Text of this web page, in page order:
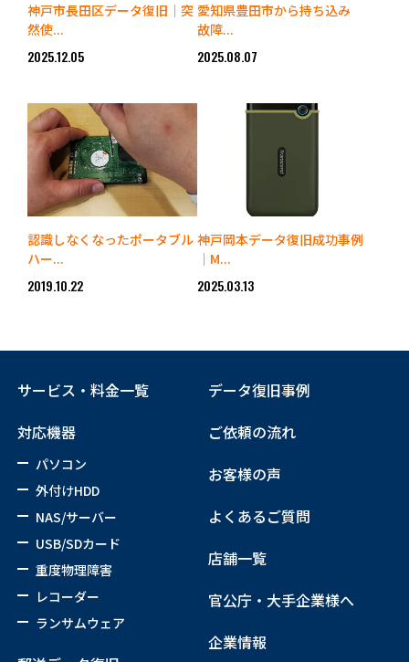
神戸市長田区データ復旧｜突
然使...
2025.12.05
愛知県豊田市から持ち込み
故障...
2025.08.07
認識しなくなったポータブル
ハー...
2019.10.22
神戸岡本データ復旧成功事例
｜M...
2025.03.13
サービス・料金一覧
対応機器
パソコン
外付けHDD
NAS/サーバー
USB/SDカード
重度物理障害
レコーダー
ランサムウェア
データ復旧事例
ご依頼の流れ
お客様の声
よくあるご質問
店舗一覧
官公庁・大手企業様へ
企業情報